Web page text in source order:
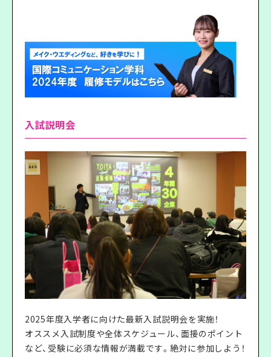
入試説明会
2025年度入学者に向けた最新入試説明会を実施！
オススメ入試制度や全体スケジュール、面接のポイント
など、受験に必須な情報が満載です。絶対に参加しよう！